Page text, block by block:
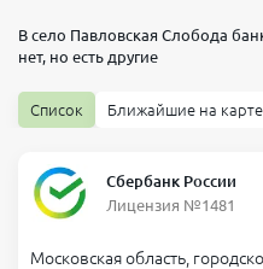
В село Павловская Слобода
нет, но есть другие
Список Ближайшие на карте
Сбербанк России
Лицензия №1481
Московская область,